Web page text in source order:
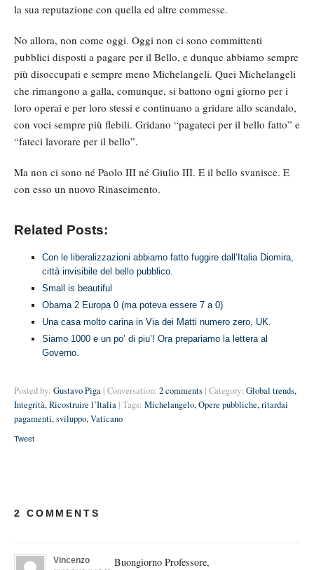
la sua reputazione con quella ed altre commesse.
No allora, non come oggi. Oggi non ci sono committenti
pubblici disposti a pagare per il Bello, e dunque abbiamo sempre
più disoccupati e sempre meno Michelangeli. Quei Michelangeli
che rimangono a galla, comunque, si battono ogni giorno per i
loro operai e per loro stessi e continuano a gridare allo scandalo,
con voci sempre più flebili. Gridano “pagateci per il bello fatto” e
“fateci lavorare per il bello”.
Ma non ci sono né Paolo III né Giulio III. E il bello svanisce. E
con esso un nuovo Rinascimento.
Related Posts:
Con le liberalizzazioni abbiamo fatto fuggire dall’Italia Diomira,
città invisibile del bello pubblico.
Small is beautiful
Obama 2 Europa 0 (ma poteva essere 7 a 0)
Una casa molto carina in Via dei Matti numero zero, UK.
Siamo 1000 e un po’ di piu’! Ora prepariamo la lettera al
Governo.
Posted by: Gustavo Piga | Conversation: 2 comments | Category: Global trends,
Integrità,Ricostruire l’Italia | Tags: Michelangelo,Opere pubbliche,ritardai
pagamenti,sviluppo,Vaticano
Tweet
2 COMMENTS
Vincenzo Buongiorno Professore,